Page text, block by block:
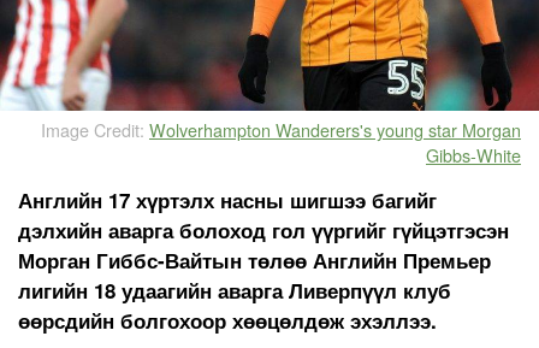
Image Credit: Wolverhampton Wanderers's young star Morgan
Gibbs-White
Английн 17 хүртэлх насны шигшээ багийг
дэлхийн аварга болоход гол үүргийг гүйцэтгэсэн
Морган Гиббс-Вайтын төлөө Английн Премьер
лигийн 18 удаагийн аварга Ливерпүүл клуб
өөрсдийн болгохоор хөөцөлдөж эхэллээ.